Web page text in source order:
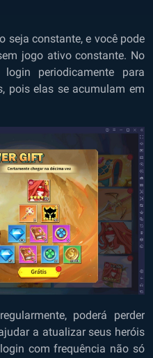
seja constante, e você pode
jogo ativo constante. No
periodicamente para
pois elas se acumulam em
poderá perder
a atualizar seus heróis
com frequência não só